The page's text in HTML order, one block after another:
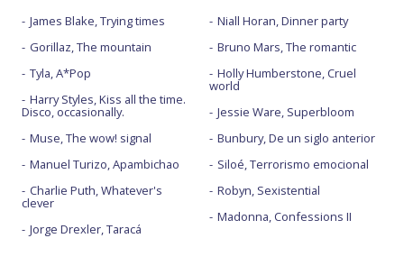
James Blake, Trying times
Gorillaz, The mountain
Tyla, A*Pop
Harry Styles, Kiss all the time.
Disco, occasionally.
Muse, The wow! signal
Manuel Turizo, Apambichao
Charlie Puth, Whatever's
clever
Jorge Drexler, Taracá
Niall Horan, Dinner party
Bruno Mars, The romantic
Holly Humberstone, Cruel
world
Jessie Ware, Superbloom
Bunbury, De un siglo anterior
Siloé, Terrorismo emocional
Robyn, Sexistential
Madonna, Confessions II